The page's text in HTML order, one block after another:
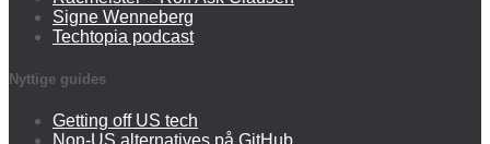
Signe Wenneberg
Techtopia podcast
Nyttige guides
Getting off US tech